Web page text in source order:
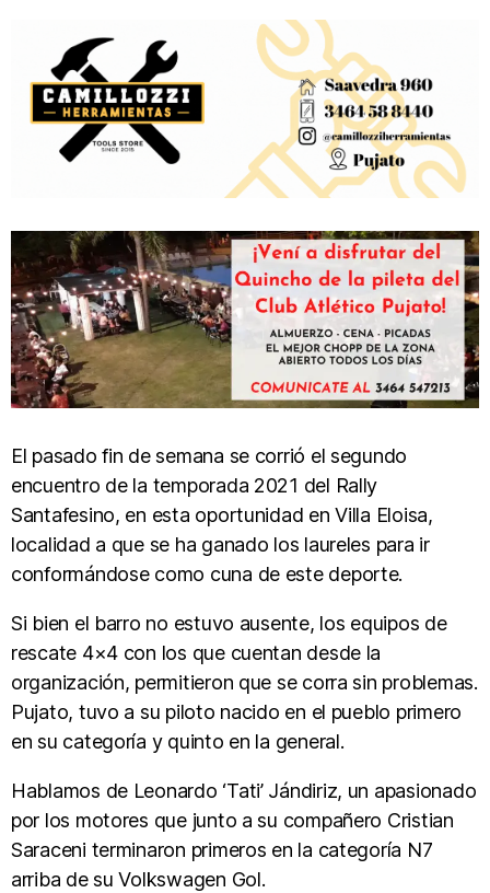
El pasado fin de semana se corrió el segundo
encuentro de la temporada 2021 del Rally
Santafesino, en esta oportunidad en Villa Eloisa,
localidad a que se ha ganado los laureles para ir
conformándose como cuna de este deporte.
Si bien el barro no estuvo ausente, los equipos de
rescate 4×4 con los que cuentan desde la
organización, permitieron que se corra sin problemas.
Pujato, tuvo a su piloto nacido en el pueblo primero
en su categoría y quinto en la general.
Hablamos de Leonardo ‘Tati’ Jándiriz, un apasionado
por los motores que junto a su compañero Cristian
Saraceni terminaron primeros en la categoría N7
arriba de su Volkswagen Gol.